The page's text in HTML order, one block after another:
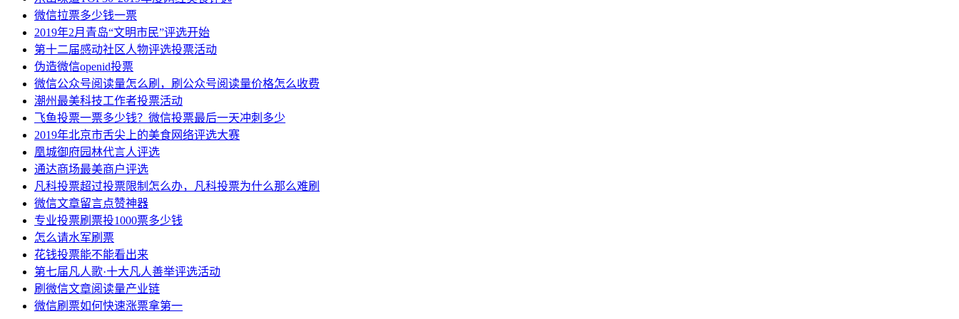
微信拉票多少钱一票
2019年2月青岛“文明市民”评选开始
第十二届感动社区人物评选投票活动
伪造微信openid投票
微信公众号阅读量怎么刷，刷公众号阅读量价格怎么收费
潮州最美科技工作者投票活动
飞鱼投票一票多少钱？微信投票最后一天冲刺多少
2019年北京市舌尖上的美食网络评选大赛
凰城御府园林代言人评选
通达商场最美商户评选
凡科投票超过投票限制怎么办，凡科投票为什么那么难刷
微信文章留言点赞神器
专业投票刷票投1000票多少钱
怎么请水军刷票
花钱投票能不能看出来
第七届凡人歌·十大凡人善举评选活动
刷微信文章阅读量产业链
微信刷票如何快速涨票拿第一